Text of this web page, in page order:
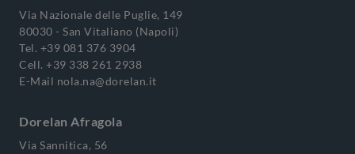
Via Nazionale delle Puglie, 149
80030 - San Vitaliano (Napoli)
Tel. +39 081 376 3904
Cell. +39 338 261 2938
E-Mail nola.na@dorelan.it
Dorelan Afragola
Via Sannitica, 56